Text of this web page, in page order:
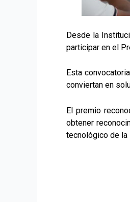
Desde la
participar en el
Esta
conviertan en
El premio
obtener
tecnológico de la